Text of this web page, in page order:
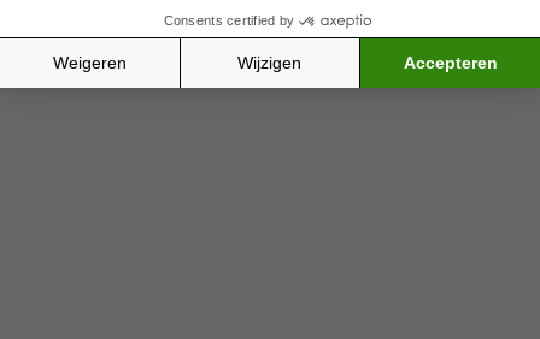
Ben je zwanger, jonger dan 18 jaar of heb je al